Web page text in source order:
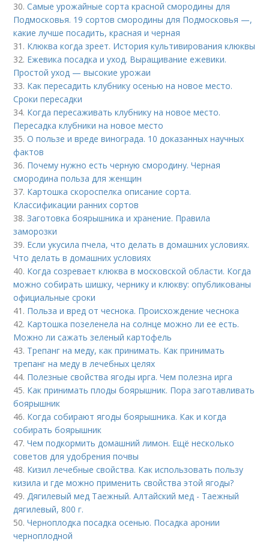
30.Самые урожайные сорта красной смородины для
Подмосковья. 19 сортов смородины для Подмосковья —,
какие лучше посадить, красная и черная
31. Клюква когда зреет. История культивирования клюквы
32. Ежевика посадка и уход. Выращивание ежевики.
Простой уход — высокие урожаи
33. Как пересадить клубнику осенью на новое место.
Сроки пересадки
34. Когда пересаживать клубнику на новое место.
Пересадка клубники на новое место
35.О пользе и вреде винограда. 10 доказанных научных
фактов
36. Почему нужно есть черную смородину. Черная
смородина польза для женщин
37. Картошка скороспелка описание сорта.
Классификации ранних сортов
38.Заготовка боярышника и хранение. Правила
заморозки
39. Если укусила пчела, что делать в домашних условиях.
Что делать в домашних условиях
40. Когда созревает клюква в московской области. Когда
можно собирать шишку, чернику и клюкву: опубликованы
официальные сроки
41. Польза и вред от чеснока. Происхождение чеснока
42. Картошка позеленела на солнце можно ли ее есть.
Можно ли сажать зеленый картофель
43. Трепанг на меду, как принимать. Как принимать
трепанг на меду в лечебных целях
44. Полезные свойства ягоды ирга. Чем полезна ирга
45. Как принимать плоды боярышник. Пора заготавливать
боярышник
46. Когда собирают ягоды боярышника. Как и когда
собирать боярышник
47.Чем подкормить домашний лимон. Ещё несколько
советов для удобрения почвы
48. Кизил лечебные свойства. Как использовать пользу
кизила и где можно применить свойства этой ягоды?
49.Дягилевый мед Таежный. Алтайский мед - Таежный
дягилевый, 800 г.
50.Черноплодка посадка осенью. Посадка аронии
черноплодной